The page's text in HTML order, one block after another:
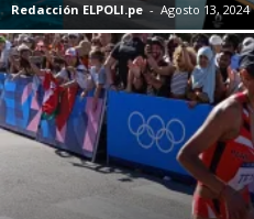
Redacción ELPOLI.pe - Agosto 13, 2024